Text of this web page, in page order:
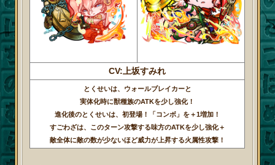
CV:上坂すみれ
とくせいは、ウォールブレイカーと
実体化時に獣種族のATKを少し強化！
進化後のとくせいは、初登場！「コンボ」を＋1増加！
すごわざは、このターン攻撃する味方のATKを少し強化＋
敵全体に敵の数が少ないほど威力が上昇する火属性攻撃！